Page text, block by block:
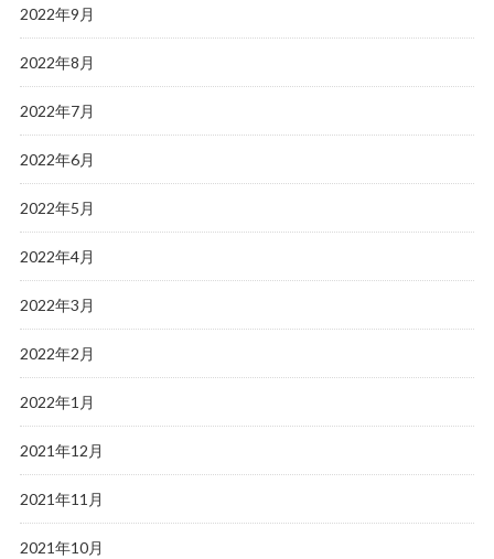
2022年9月
2022年8月
2022年7月
2022年6月
2022年5月
2022年4月
2022年3月
2022年2月
2022年1月
2021年12月
2021年11月
2021年10月